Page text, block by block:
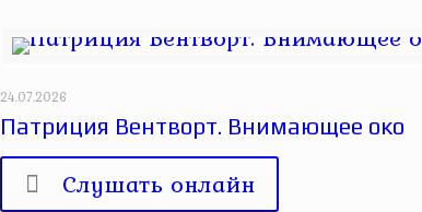
24.07.2026
Патриция Вентворт. Внимающее око
Слушать онлайн